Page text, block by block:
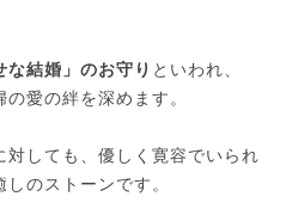
な結婚」のお守り といわれ、
の愛の絆を深めます。
しても、優しく寛容でいられ
のストーンです。